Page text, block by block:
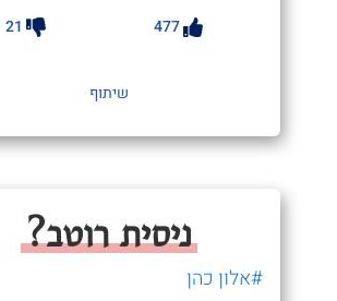
477
21
שיתוף
ניסית רוטב?
#אלון כהן